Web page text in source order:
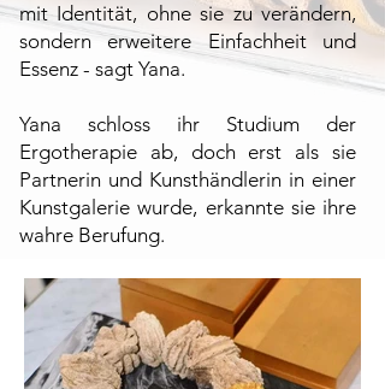
mit Identität, ohne sie zu verändern,
sondern erweitere Einfachheit und
Essenz - sagt Yana.
Yana schloss ihr Studium der
Ergotherapie ab, doch erst als sie
Partnerin und Kunsthändlerin in einer
Kunstgalerie wurde, erkannte sie ihre
wahre Berufung.